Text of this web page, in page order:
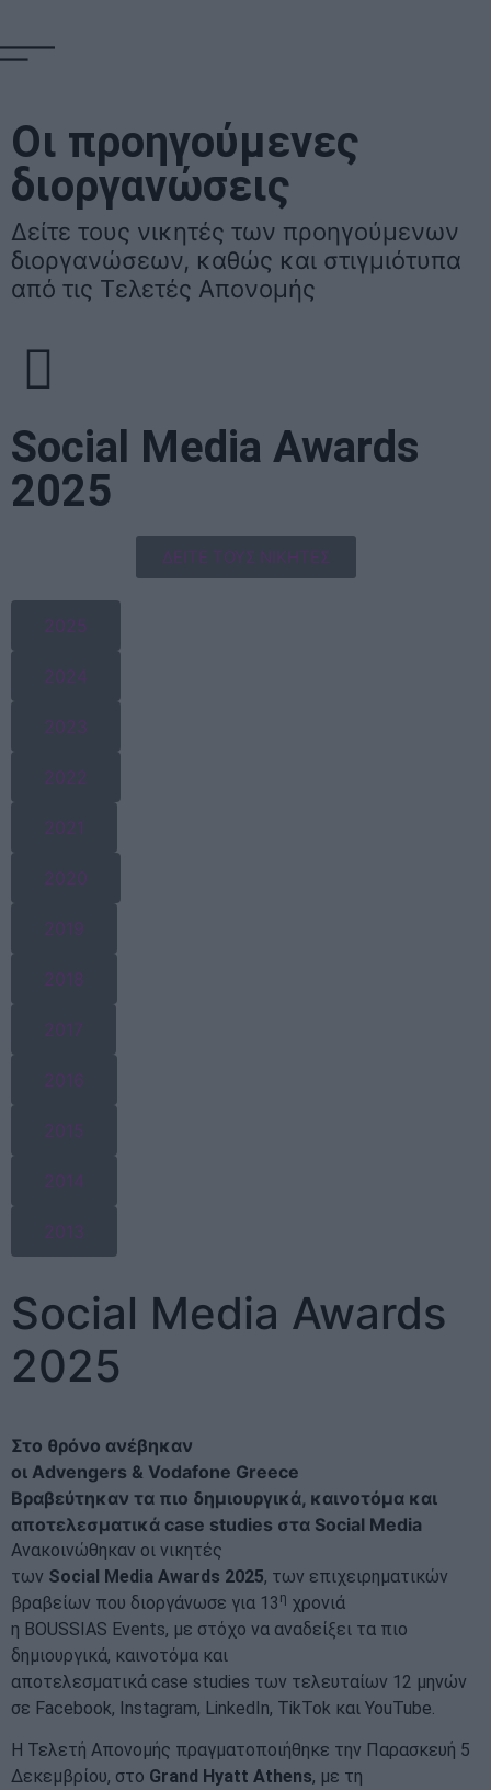
Οι προηγούμενες
διοργανώσεις
Δείτε τους νικητές των προηγούμενων
διοργανώσεων, καθώς και στιγμιότυπα
από τις Τελετές Απονομής
Social Media Awards
2025
ΔΕΙΤΕ ΤΟΥΣ ΝΙΚΗΤΕΣ
2025
2024
2023
2022
2021
2020
2019
2018
2017
2016
2015
2014
2013
Social Media Awards
2025
Στο θρόνο ανέβηκαν
οι Advengers & Vodafone Greece
Βραβεύτηκαν τα πιο δημιουργικά, καινοτόμα και
αποτελεσματικά case studies στα Social Media
Ανακοινώθηκαν οι νικητές
των Social Media Awards 2025, των επιχειρηματικών
βραβείων που διοργάνωσε για 13 η χρονιά
η BOUSSIAS Events, με στόχο να αναδείξει τα πιο
δημιουργικά, καινοτόμα και
αποτελεσματικά case studies των τελευταίων 12 μηνών
σε Facebook, Instagram, LinkedIn, TikTok και YouTube.
H Τελετή Απονομής πραγματοποιήθηκε την Παρασκευή 5
Δεκεμβρίου, στο Grand Hyatt Athens, με τη